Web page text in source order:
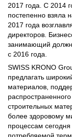
2017 года. С 2014
постепенно взяла
2017 года
директоров.
занимающий
с 2016 года.
SWISS KRONO
предлагать
материалов,
строительных
более здоровому
процессам
потребляемой